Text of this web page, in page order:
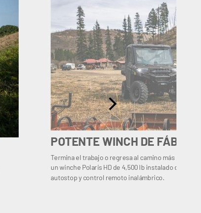
POTENTE WINCH DE
Termina el trabajo o regresa al camino más rápido,
un winche Polaris HD de 4,500 lb instalado de
autostop y control remoto inalámbrico.